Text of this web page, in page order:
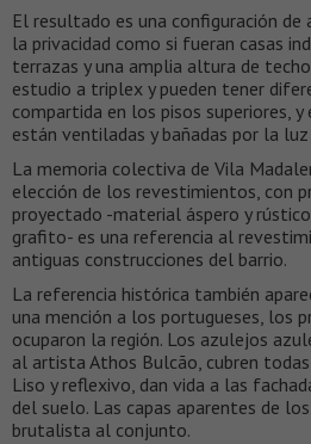
El resultado es una configuración
la privacidad como si fueran casas
terrazas y una amplia altura de
estudio a triplex y pueden tener
compartida en los pisos superiores,
están ventiladas y bañadas por la
La memoria colectiva de Vila
elección de los revestimientos, con
proyectado -material áspero y
grafito- es una referencia al
antiguas construcciones del barrio.
La referencia histórica también
una mención a los portugueses, los
ocuparon la región. Los azulejos
al artista Athos Bulcão, cubren
Liso y reflexivo, dan vida a las
del suelo. Las capas aparentes de
brutalista al conjunto.